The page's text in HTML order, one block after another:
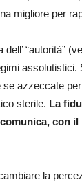
migliore per
“autorità”
assolutistici.
azzeccate
sterile. La
con
la